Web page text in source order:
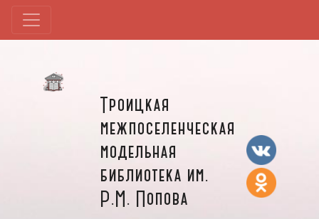
Троицкая
межпоселенческая
модельная
библиотека им.
Р.М. Попова